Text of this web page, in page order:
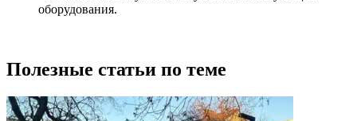
оборудования.
Полезные статьи по теме